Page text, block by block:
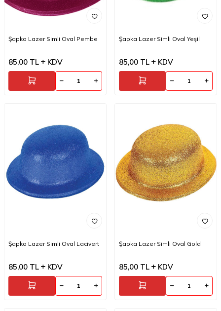
Şapka Lazer Simli Oval Pembe
85,00 TL KDV
Şapka Lazer Simli Oval Yeşil
85,00 TL KDV
Şapka Lazer Simli Oval Lacivert
85,00 TL KDV
Şapka Lazer Simli Oval Gold
85,00 TL KDV